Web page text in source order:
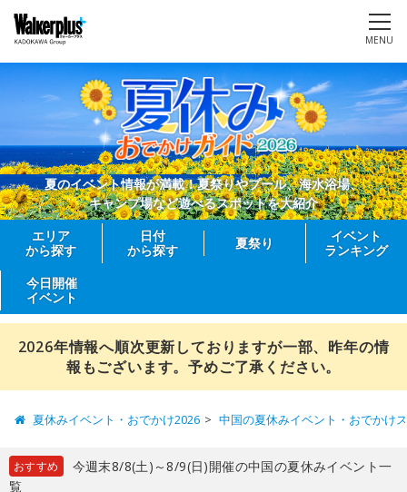
MENU
夏のイベント情報が満載！夏祭りやプール、海水浴場、
キャンプ場など遊べるスポットを大紹介
エリア
から探す
日付
から探す
夏祭り
イベント
ランキング
今日開催
イベント
2026年情報へ順次更新しておりますが一部、昨年の情
報もございます。予めご了承ください。
夏休みイベント・おでかけ2026 中国の夏休みイベント・おでかけ
おすすめ
今週末8/8(土)～8/9(日)開催の中国の夏休みイベント一
覧